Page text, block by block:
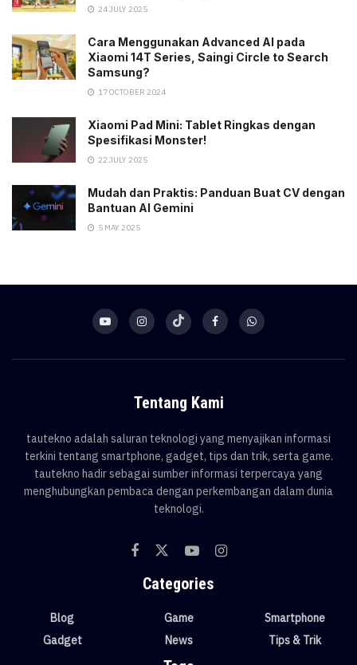
24 JULY 2025
Cara Menggunakan Advanced AI pada
Xiaomi 14T Series, Saingi Circle to Search
Samsung?
17 OCTOBER 2024
Xiaomi Pad Mini: Tablet Ringkas dengan
Spesifikasi Monster!
22 JULY 2025
Mudah dan Praktis: Panduan Buat CV dengan
Bantuan AI Gemini
5 MAY 2025
Tentang Kami
tautekno adalah saluran teknologi yang menyajikan informasi
terkini tentang smartphone, gadget, tips dan trik, serta game.
tautekno hadir sebagai sumber informasi terpercaya yang
menghubungkan pembaca dengan perkembangan dalam dunia
teknologi.
Categories
Blog
Gadget
Game
News
Smartphone
Tips & Trik